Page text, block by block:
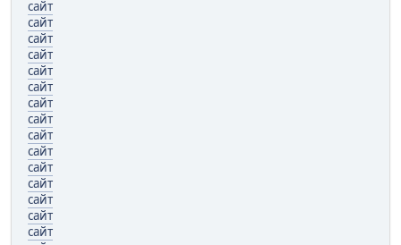
сайт
сайт
сайт
сайт
сайт
сайт
сайт
сайт
сайт
сайт
сайт
сайт
сайт
сайт
сайт